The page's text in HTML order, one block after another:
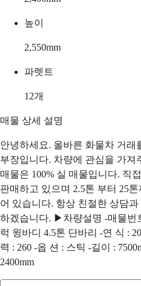
높이
2,550mm
파렛트
12개
매물 상세 설명
안녕하세요. 올바른 화물차 거래
부장입니다. 차량에 관심을 가져
매물은 100% 실 매물입니다. 직
판매하고 있으며 2.5톤 부터 25
어 있습니다. 항상 친절한 상담
하겠습니다. ▶차량설명 -매물번
럭 윙바디 4.5톤 단바리 -연 식 :
력 : 260 -옵 션 : 스틱 -길이 :
2400mm